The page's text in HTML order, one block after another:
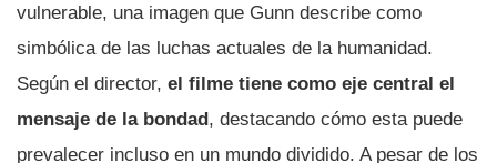
vulnerable, una imagen que Gunn describe como
simbólica de las luchas actuales de la humanidad.
Según el director, el filme tiene como eje central el
mensaje de la bondad, destacando cómo esta puede
prevalecer incluso en un mundo dividido. A pesar de los